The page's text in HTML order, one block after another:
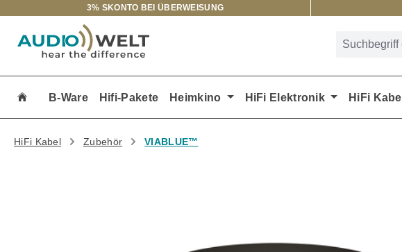
Hauptinhalt springen
Zur Suche springen
Zur Hauptnavigation springen
3% SKONTO BEI ÜBERWEISUNG
B-Ware Hifi-Pakete Heimkino HiFi Elektronik HiFi Kabel
HiFi Kabel Zubehör VIABLUE™